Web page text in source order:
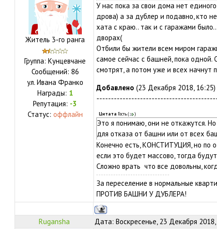
Житель 3-го ранга
Группа: Кунцевчане
Сообщений: 86
ул. Ивана Франко
Награды: 1
Репутация: -3
Статус: оффлайн
У нас пока за свои дома нет
дрова) а за дублер и подавно, кто
хата с краю.. так и с гаражами
дворах(
Отбили бы жители всем миром
самое сейчас с башней, пока
смотрят, а потом уже и всех начнут
Добавлено (23 Декабря 2018, 16:25)
Цитата Гость( )
Это я понимаю, они не откажутся.
для отказа от башни или от всех
Конечно есть, КОНСТИТУЦИЯ, но по
если это будет массово, тогда
Сложно врать что все довольны,
За переселение в нормальные
ПРОТИВ БАШНИ У ДУБЛЕРА!
Rugansha Дата: Воскресенье, 23 Декабря